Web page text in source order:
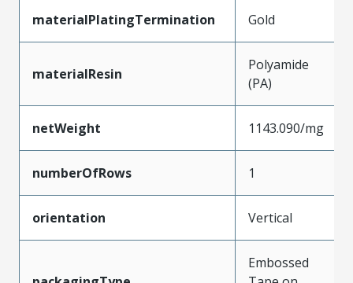
materialPlatingTermination Gold
materialResin
Polyamide
(PA)
netWeight 1143.090/mg
numberOfRows 1
orientation Vertical
Embossed